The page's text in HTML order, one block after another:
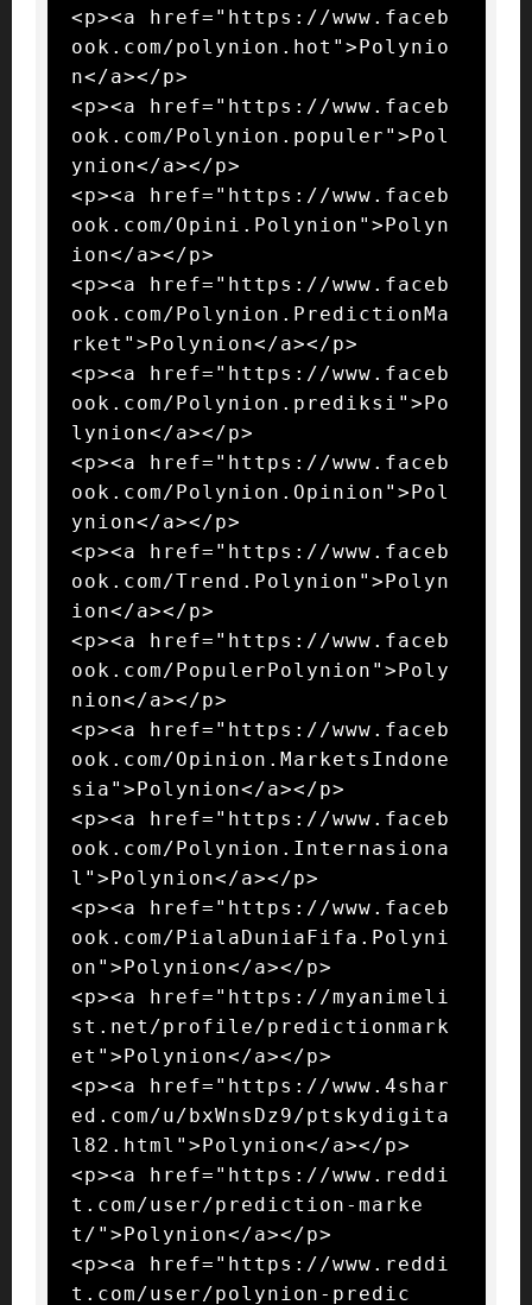
<p><a href="https://www.faceb
ook.com/polynion.hot">Polynio
n</a></p>
<p><a href="https://www.faceb
ook.com/Polynion.populer">Pol
ynion</a></p>
<p><a href="https://www.faceb
ook.com/Opini.Polynion">Polyn
ion</a></p>
<p><a href="https://www.faceb
ook.com/Polynion.PredictionMa
rket">Polynion</a></p>
<p><a href="https://www.faceb
ook.com/Polynion.prediksi">Po
lynion</a></p>
<p><a href="https://www.faceb
ook.com/Polynion.Opinion">Pol
ynion</a></p>
<p><a href="https://www.faceb
ook.com/Trend.Polynion">Polyn
ion</a></p>
<p><a href="https://www.faceb
ook.com/PopulerPolynion">Poly
nion</a></p>
<p><a href="https://www.faceb
ook.com/Opinion.MarketsIndone
sia">Polynion</a></p>
<p><a href="https://www.faceb
ook.com/Polynion.Internasiona
l">Polynion</a></p>
<p><a href="https://www.faceb
ook.com/PialaDuniaFifa.Polyni
on">Polynion</a></p>
<p><a href="https://myanimeli
st.net/profile/predictionmark
et">Polynion</a></p>
<p><a href="https://www.4shar
ed.com/u/bxWnsDz9/ptskydigita
l82.html">Polynion</a></p>
<p><a href="https://www.reddi
t.com/user/prediction-marke
t/">Polynion</a></p>
<p><a href="https://www.reddi
t.com/user/polynion-predic